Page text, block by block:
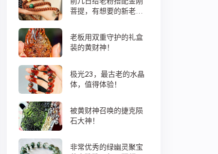
菩提，有想要的新老
老板用双重守护的礼盒
装的黄财神！
极光23，最古老的水晶
体，值得体验！
被黄财神召唤的捷克陨
石大神！
非常优秀的绿幽灵聚宝